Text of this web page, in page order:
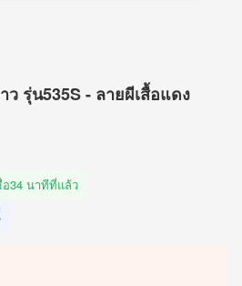
ว รุ่น535S - ลายผีเสื้อแดง
34 นาทีที่แล้ว